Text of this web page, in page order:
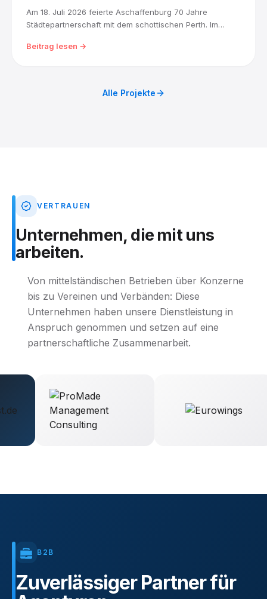
Am 18. Juli 2026 feierte Aschaffenburg 70 Jahre
Städtepartnerschaft mit dem schottischen Perth. Im
Jubiläumsfest auf dem Theaterplatz für Presse,
Beitrag lesen →
Alle Projekte
VERTRAUEN
Unternehmen, die mit uns
arbeiten.
Von mittelständischen Betrieben über Konzerne
bis zu Vereinen und Verbänden: Diese
Unternehmen haben unsere Dienstleistung in
Anspruch genommen und setzen auf eine
partnerschaftliche Zusammenarbeit.
B2B
Zuverlässiger Partnerfür